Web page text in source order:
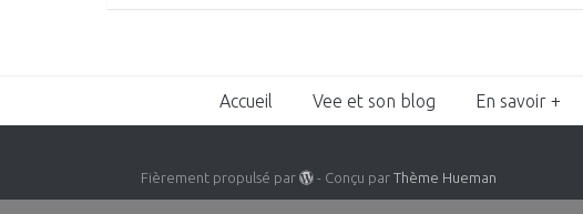
Accueil Vee et son blog En savoir +
Fièrement propulsé par - Conçu parThème Hueman